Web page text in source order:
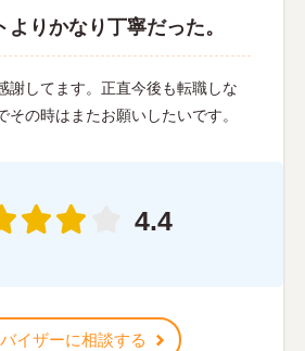
りかなり丁寧だった。
謝してます。正直今後も転職しな
その時はまたお願いしたいです。
4.4
イザーに相談する